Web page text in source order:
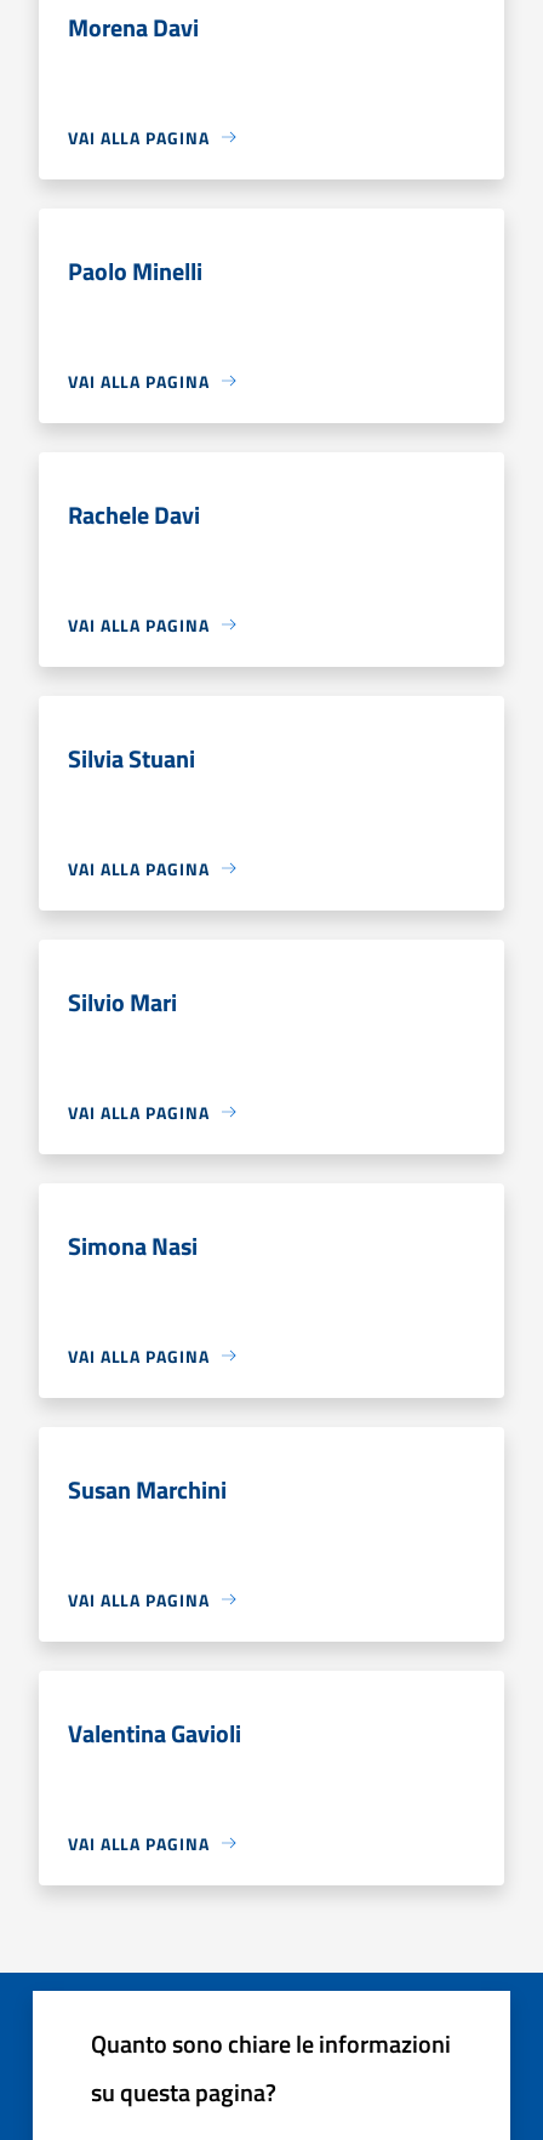
Morena Davi
VAI ALLA PAGINA
Paolo Minelli
VAI ALLA PAGINA
Rachele Davi
VAI ALLA PAGINA
Silvia Stuani
VAI ALLA PAGINA
Silvio Mari
VAI ALLA PAGINA
Simona Nasi
VAI ALLA PAGINA
Susan Marchini
VAI ALLA PAGINA
Valentina Gavioli
VAI ALLA PAGINA
Quanto sono chiare le informazioni
su questa pagina?